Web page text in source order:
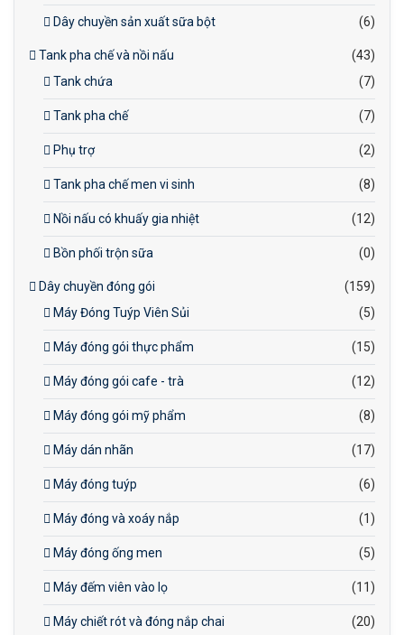
Dây chuyền sản xuất sữa bột (6)
Tank pha chế và nồi nấu
(43)
Tank chứa
(7)
Tank pha chế (7)
Phụ trợ (2)
Tank pha chế men vi sinh (8)
Nồi nấu có khuấy gia nhiệt (12)
Bồn phối trộn sữa (0)
Dây chuyền đóng gói
(159)
Máy Đóng Tuýp Viên Sủi
(5)
Máy đóng gói thực phẩm (15)
Máy đóng gói cafe - trà (12)
Máy đóng gói mỹ phẩm (8)
Máy dán nhãn (17)
Máy đóng tuýp (6)
Máy đóng và xoáy nắp (1)
Máy đóng ống men (5)
Máy đếm viên vào lọ (11)
Máy chiết rót và đóng nắp chai (20)